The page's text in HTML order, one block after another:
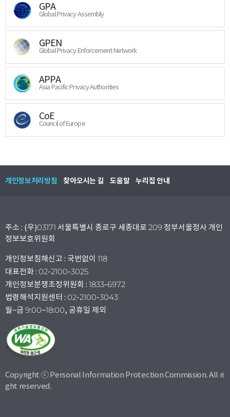
GPA
Global Privacy Assembly
GPEN
Global Privacy Enforcement Network
APPA
Asia Pacific Privacy Authorities
CoE
Council of Europe
개인정보처리방침 찾아오시는 길 도움말 누리집 안내
주소 : (우)03171 서울특별시 종로구 세종대로 209 정부서울청사 개인
정보보호위원회
개인정보침해신고 : 국번없이 118
대표전화 : 02-2100-3025
개인정보분쟁조정위원회 : 1833-6972
법령해석지원센터 : 02-2100-3043
월~금 9:00~18:00, 공휴일 제외
Copyright ⓒ Personal Information Protection Commission. All ri
ght reserved.